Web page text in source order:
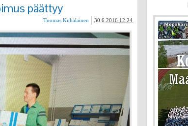
päättyy
30.6.2016 12:24
Tuomas Kuhalainen